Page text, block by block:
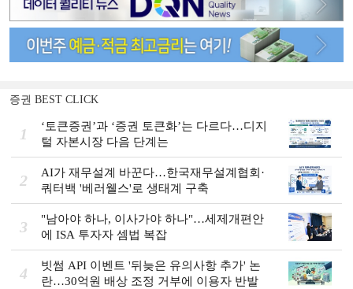
증권 BEST CLICK
1
‘토큰증권’과 ‘증권 토큰화’는 다르다…디지
털 자본시장 다음 단계는
2
AI가 재무설계 바꾼다…한국재무설계협회·
쿼터백 '베러웰스'로 생태계 구축
3
"남아야 하나, 이사가야 하나"…세제개편안
에 ISA 투자자 셈법 복잡
4
빗썸 API 이벤트 '뒤늦은 유의사항 추가' 논
란…30억원 배상 조정 거부에 이용자 반발